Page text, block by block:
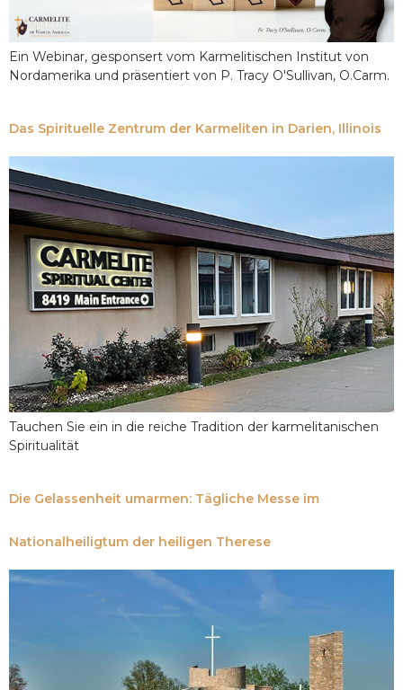
Ein Webinar, gesponsert vom Karmelitischen Institut von
Nordamerika und präsentiert von P. Tracy O'Sullivan, O.Carm.
Das Spirituelle Zentrum der Karmeliten in Darien, Illinois
Tauchen Sie ein in die reiche Tradition der karmelitanischen
Spiritualität
Die Gelassenheit umarmen: Tägliche Messe im
Nationalheiligtum der heiligen Therese